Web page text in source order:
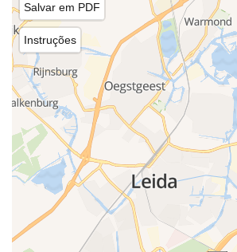
Salvar em PDF
Instruções